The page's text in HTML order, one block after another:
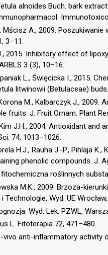
alnoides Buch. bark
Mścisz A., 2009.
3–11.
2015. Inhibitory effect of
3 (3), 10–16.
L., Święcicka I., 2015.
litwinowii (Betulaceae)
M., Kalbarczyk J., 2009.
fruits. J. Fruit Ornam. Plant
Kim J.H., 2004. Antioxidant
74, 1013–1026.
H.J., Rauha J.-P., Pihlaja
phenolic compounds. J.
fitochemiczna roślinnych
M.K., 2009. Brzoza-
Technologie, Wyd. UE
Wyd. Lek. PZWL,
L. Fitoterapia 72, 471–480.
vivo anti-inflammatory